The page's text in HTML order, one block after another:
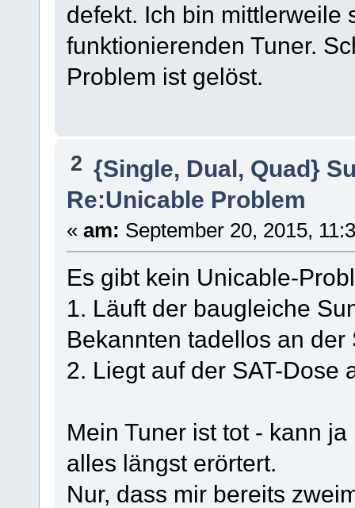
defekt. Ich bin mittlerweile
funktionierenden Tuner.
Problem ist gelöst.
2 {Single, Dual, Quad}
Re:Unicable Problem
« am: September 20, 2015,
Es gibt kein Unicable-
1. Läuft der baugleiche
Bekannten tadellos an
2. Liegt auf der SAT-Dose
Mein Tuner ist tot - kann
alles längst erörtert.
Nur, dass mir bereits